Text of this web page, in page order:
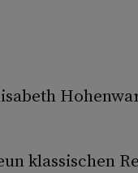
klassischen